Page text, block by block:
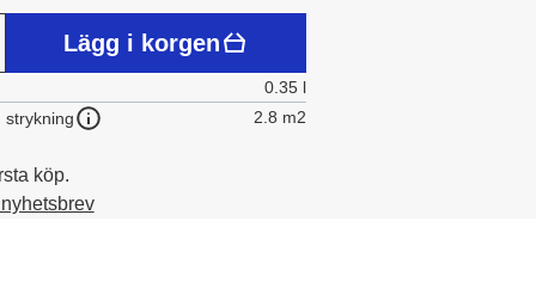
Lägg i korgen
0.35 l
strykning
2.8 m2
köp.